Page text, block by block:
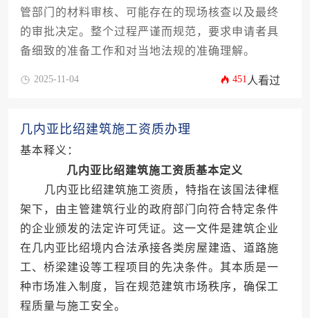
管部门的材料审核、可能存在的现场核查以及最终
的审批决定。整个过程严谨而规范，要求申请者具
备细致的准备工作和对当地法规的准确理解。
2025-11-04 451 人看过
几内亚比绍建筑施工资质办理
基本释义：
几内亚比绍建筑施工资质基本定义
几内亚比绍建筑施工资质，特指在该国法律框
架下，由主管建筑行业的政府部门向符合特定条件
的企业颁发的法定许可凭证。这一文件是建筑企业
在几内亚比绍境内合法承接各类房屋建造、道路施
工、桥梁建设等工程项目的先决条件。其本质是一
种市场准入制度，旨在规范建筑市场秩序，确保工
程质量与施工安全。